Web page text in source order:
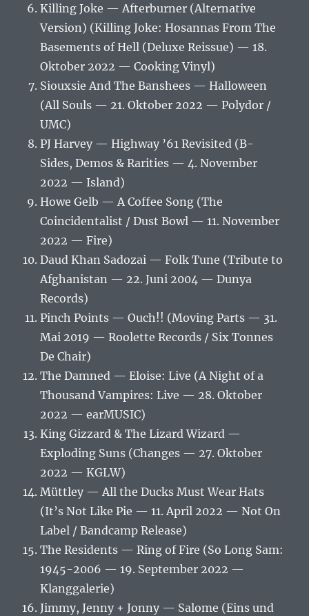
Killing Joke — Afterburner (Alternative
Version) (Killing Joke: Hosannas From The
Basements of Hell (Deluxe Reissue) — 18.
Oktober 2022 — Cooking Vinyl)
Siouxsie And The Banshees — Halloween
(All Souls — 21. Oktober 2022 — Polydor /
UMC)
PJ Harvey — Highway ’61 Revisited (B-
Sides, Demos & Rarities — 4. November
2022 — Island)
Howe Gelb — A Coffee Song (The
Coincidentalist / Dust Bowl — 11. November
2022 — Fire)
Daud Khan Sadozai — Folk Tune (Tribute to
Afghanistan — 22. Juni 2004 — Dunya
Records)
Pinch Points — Ouch!! (Moving Parts — 31.
Mai 2019 — Roolette Records / Six Tonnes
De Chair)
The Damned — Eloise: Live (A Night of a
Thousand Vampires: Live — 28. Oktober
2022 — earMUSIC)
King Gizzard & The Lizard Wizard —
Exploding Suns (Changes — 27. Oktober
2022 — KGLW)
Müttley — All the Ducks Must Wear Hats
(It’s Not Like Pie — 11. April 2022 — Not On
Label / Bandcamp Release)
The Residents — Ring of Fire (So Long Sam:
1945-2006 — 19. September 2022 —
Klanggalerie)
Jimmy, Jenny + Jonny — Salome (Eins und